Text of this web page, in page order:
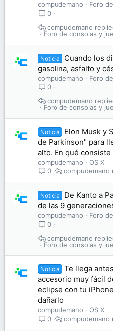
compudemano
Foro
0
Foro de consolas y
compudemano
Noticia
Cuando los
gasolina, asfalto y
compudemano
Foro
0
Foro de consolas y
compudemano
Noticia
Elon Musk y
de Parkinson" para
alto. En qué
compudemano
OS X
0
compudemano
Noticia
De Kanto a
de las 9
compudemano
Foro
0
Foro de consolas y
compudemano
Noticia
Te llega
accesorio muy fácil
eclipse con tu
dañarlo
compudemano
OS X
0
compudemano